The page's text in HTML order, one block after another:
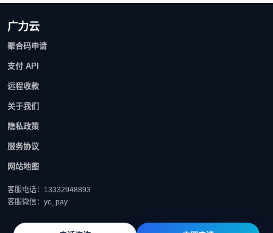
广力云
聚合码申请
支付 API
远程收款
关于我们
隐私政策
服务协议
网站地图
客服电话：13332948893
客服微信：yc_pay